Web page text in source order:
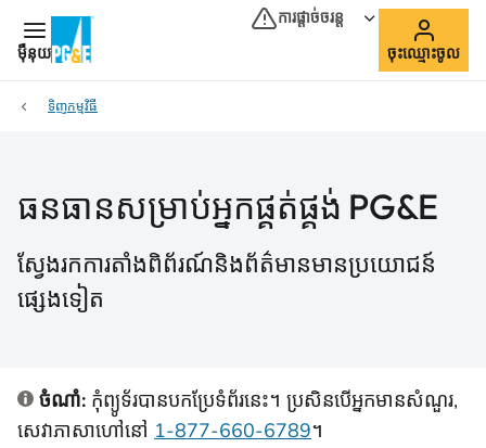
ម៉ឺនុយ
ការផ្ដាច់ចរន្ត
ចុះឈ្មោះចូល
ទិញកម្មវិធី
ធនធានសម្រាប់អ្នកផ្គត់ផ្គង់ PG&E
ស្វែងរកការតាំងពិព័រណ៍និងព័ត៌មានមានប្រយោជន៍
ផ្សេងទៀត
ចំណាំ: កុំព្យូទ័របានបកប្រែទំព័រនេះ។ ប្រសិនបើអ្នកមានសំណួរ,
សេវាភាសាហៅនៅ 1-877-660-6789។